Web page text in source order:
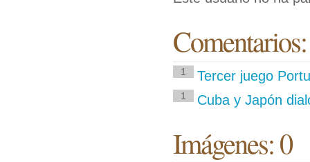
1 Tercer juego
1 Cuba y Japón
Imágenes: 0